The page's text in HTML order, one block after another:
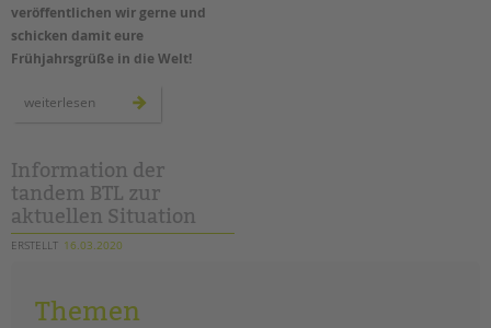
veröffentlichen wir gerne und
schicken damit eure
Frühjahrsgrüße in die Welt!
weiterlesen kreative
fenster
zu
hause
Information der
tandem BTL zur
aktuellen Situation
ERSTELLT 16.03.2020
Information der tandem BTL zur
Themen